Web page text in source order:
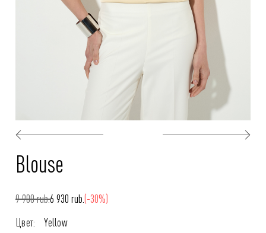
Blouse
9 900 rub.6 930 rub.(-30%)
Цвет:
Yellow